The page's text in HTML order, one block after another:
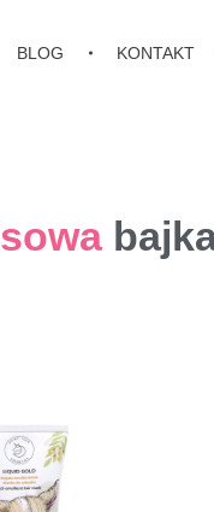
BLOG KONTAKT
sowa